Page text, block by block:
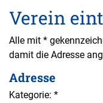
Verein
Alle mit *
damit die Adresse
Adresse
Kategorie: *